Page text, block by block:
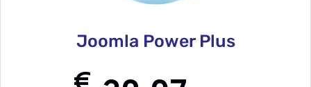
Joomla Power Plus
€